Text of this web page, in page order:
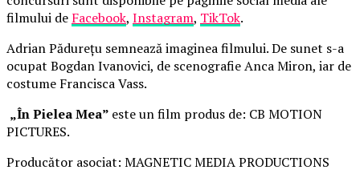
filmului de Facebook, Instagram, TikTok.
Adrian Pădurețu semnează imaginea filmului. De sunet s-a
ocupat Bogdan Ivanovici, de scenografie Anca Miron, iar de
costume Francisca Vass.
„În Pielea Mea” este un film produs de: CB MOTION
PICTURES.
Producător asociat: MAGNETIC MEDIA PRODUCTIONS